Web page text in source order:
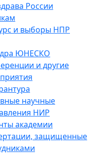
России
и выборы НПР
ЮНЕСКО
и другие
научные
НИР
академии
защищенные